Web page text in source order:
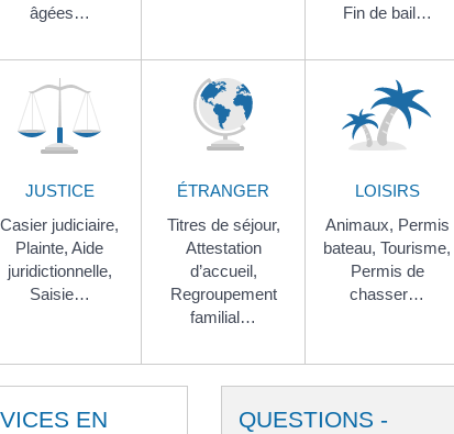
âgées…
Fin de bail…
JUSTICE
Casier judiciaire,
Plainte, Aide
juridictionnelle,
Saisie…
ÉTRANGER
Titres de séjour,
Attestation
d’accueil,
Regroupement
familial…
LOISIRS
Animaux, Permis
bateau, Tourisme,
Permis de
chasser…
EN
QUESTIONS -